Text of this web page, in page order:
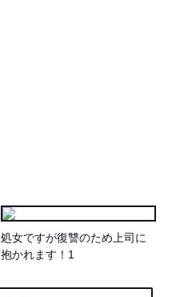
処女ですが復讐のため上司に
抱かれます！1